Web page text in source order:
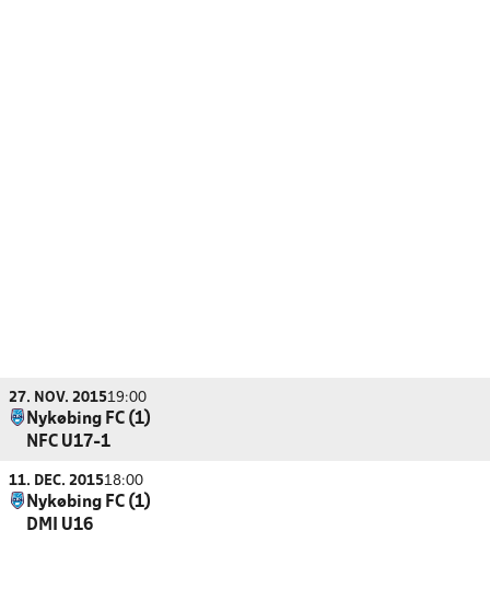
27. NOV. 201519:00
Nykøbing FC (1)
NFC U17-1
11. DEC. 201518:00
Nykøbing FC (1)
DMI U16